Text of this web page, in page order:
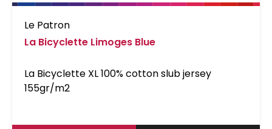
Le Patron
La Bicyclette Limoges Blue
La Bicyclette XL 100% cotton slub jersey
155gr/m2